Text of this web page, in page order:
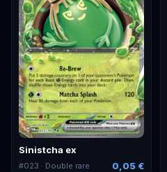
Sinistcha ex
#023 · Double rare 0,05 €